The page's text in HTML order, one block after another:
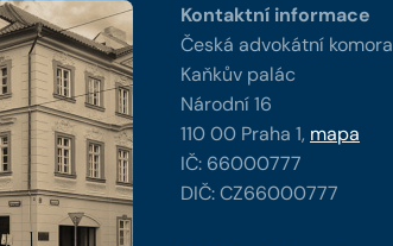
Kontaktní informace
Česká advokátní komora
Kaňkův palác
Národní 16
110 00 Praha 1, mapa
IČ: 66000777
DIČ: CZ66000777